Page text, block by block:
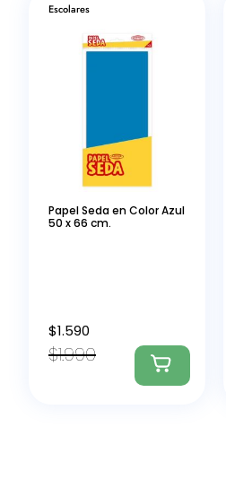
Escolares
Papel Seda en Color Azul
50 x 66 cm.
$1.990
$1.590